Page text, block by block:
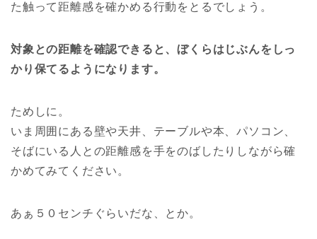
た触って距離感を確かめる行動をとるでしょう。
対象との距離を確認できると、ぼくらはじぶんをしっ
かり保てるようになります。
ためしに。
いま周囲にある壁や天井、テーブルや本、パソコン、
そばにいる人との距離感を手をのばしたりしながら確
かめてみてください。
あぁ５０センチぐらいだな、とか。